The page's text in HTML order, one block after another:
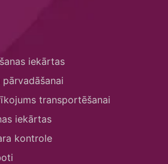
iekārtas
transportēšanai
iekārtas
kontrole